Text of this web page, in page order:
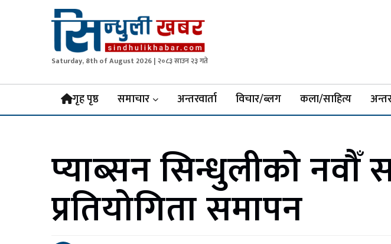
Sindhuli Khabar
News from Sindhuli Nepal
Saturday, 8th of August 2026 | २०८३ साउन २३ गते
गृह पृष्ठ समाचार अन्तरवार्ता विचार/ब्लग कला/साहित्य
प्याब्सन सिन्धुलीको नवौँ
प्रतियोगिता समापन